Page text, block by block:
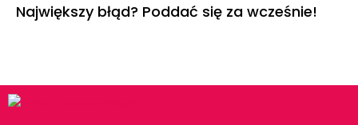
Największy błąd? Poddać się za wcześnie!